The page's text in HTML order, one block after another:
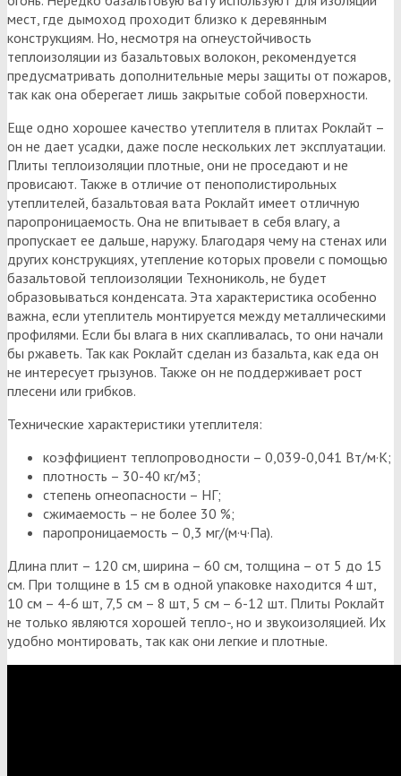
мест, где дымоход проходит близко к деревянным
конструкциям. Но, несмотря на огнеустойчивость
теплоизоляции из базальтовых волокон, рекомендуется
предусматривать дополнительные меры защиты от пожаров,
так как она оберегает лишь закрытые собой поверхности.
Еще одно хорошее качество утеплителя в плитах Роклайт –
он не дает усадки, даже после нескольких лет эксплуатации.
Плиты теплоизоляции плотные, они не проседают и не
провисают. Также в отличие от пенополистирольных
утеплителей, базальтовая вата Роклайт имеет отличную
паропроницаемость. Она не впитывает в себя влагу, а
пропускает ее дальше, наружу. Благодаря чему на стенах или
других конструкциях, утепление которых провели с помощью
базальтовой теплоизоляции Технониколь, не будет
образовываться конденсата. Эта характеристика особенно
важна, если утеплитель монтируется между металлическими
профилями. Если бы влага в них скапливалась, то они начали
бы ржаветь. Так как Роклайт сделан из базальта, как еда он
не интересует грызунов. Также он не поддерживает рост
плесени или грибков.
Технические характеристики утеплителя:
коэффициент теплопроводности – 0,039-0,041 Вт/м·К;
плотность – 30-40 кг/м3;
степень огнеопасности – НГ;
сжимаемость – не более 30 %;
паропроницаемость – 0,3 мг/(м·ч·Па).
Длина плит – 120 см, ширина – 60 см, толщина – от 5 до 15
см. При толщине в 15 см в одной упаковке находится 4 шт,
10 см – 4-6 шт, 7,5 см – 8 шт, 5 см – 6-12 шт. Плиты Роклайт
не только являются хорошей тепло-, но и звукоизоляцией. Их
удобно монтировать, так как они легкие и плотные.